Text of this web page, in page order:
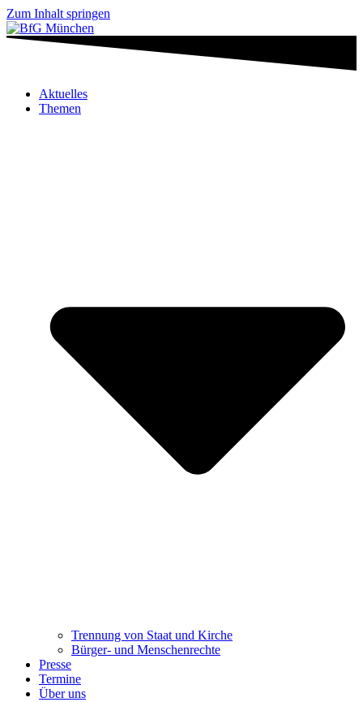
Zum Inhalt springen
Aktuelles
Themen
Trennung ​​​​​​​von Staat und Kirche
Bürger- und Menschenrechte
Presse
Termine
Über uns